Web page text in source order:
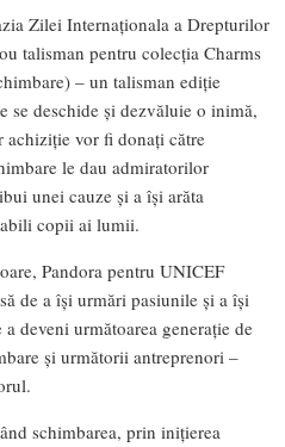
Zilei Internaționala a Drepturilor
talisman pentru colecția Charms
– un talisman ediție
se deschide și dezvăluie o inimă,
achiziție vor fi donați către
le dau admiratorilor
unei cauze și a își arăta
copii ai lumii.
Pandora pentru UNICEF
de a își urmări pasiunile și a își
deveni următoarea generație de
și următorii antreprenori –
schimbarea, prin inițierea